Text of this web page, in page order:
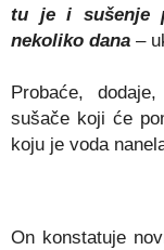
tu je i sušenje
nekoliko dana –
Probaće,
sušače koji će
koju je voda
On konstatuje